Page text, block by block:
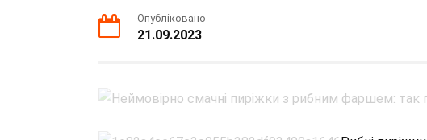
Опубліковано
21.09.2023